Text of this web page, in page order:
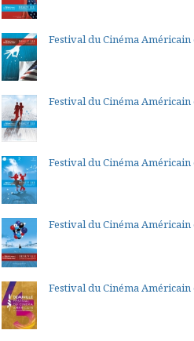
Festival du Cinéma Américain
Festival du Cinéma
Festival du Cinéma
Festival du Cinéma
Festival du Cinéma